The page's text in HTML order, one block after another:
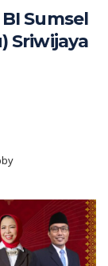
Sumsel
Sriwijaya